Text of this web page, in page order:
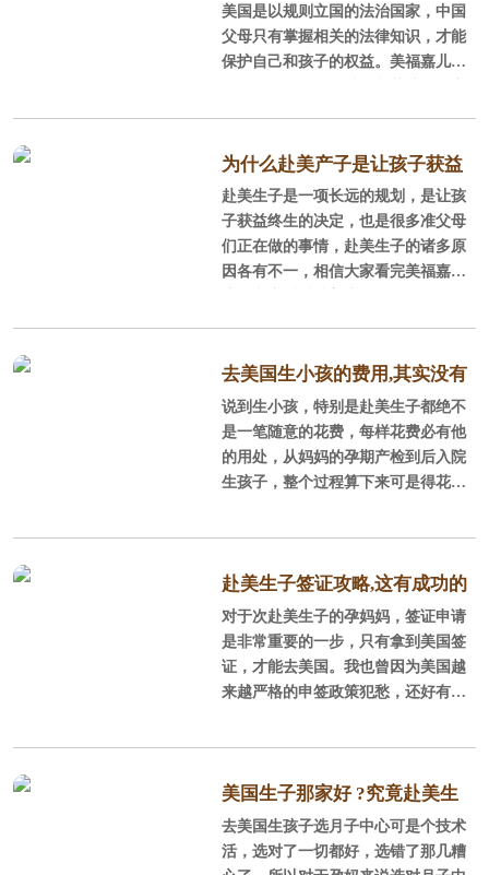
步：在怀孕前或怀孕初期取得美
国签证
年，也就是说从申请下来之后十年以
内你都可以自由往返美国。建议大家
尽早申请美国签证，毕竟美国签证比
较难过签，如果提前申请还有缓冲
美国是以规则立国的法治国家，中国
父母只有掌握相关的法律知识，才能
保护自己和孩子的权益。美福嘉儿根
为什么赴美产子是让孩子获益
终生的决定
赴美生子是一项长远的规划，是让孩
子获益终生的决定，也是很多准父母
们正在做的事情，赴美生子的诸多原
因各有不一，相信大家看完美福嘉儿
去美国生小孩的费用,其实没有
多少
说到生小孩，特别是赴美生子都绝不
是一笔随意的花费，每样花费必有他
的用处，从妈妈的孕期产检到后入院
生孩子，整个过程算下来可是得花不
的医疗保险、选择何种生产方式、宝
宝刚出生的情况等各种因素所影响
的，今天美福嘉儿就来给大家分享一
些在美国生孩子费用的信息。
赴美生子签证攻略,这有成功的
案例给你借鉴！
对于次赴美生子的孕妈妈，签证申请
是非常重要的一步，只有拿到美国签
证，才能去美国。我也曾因为美国越
来越严格的申签政策犯愁，还好有专
美国生子那家好 ?究竟赴美生
子机构怎么选择？
去美国生孩子选月子中心可是个技术
活，选对了一切都好，选错了那几糟